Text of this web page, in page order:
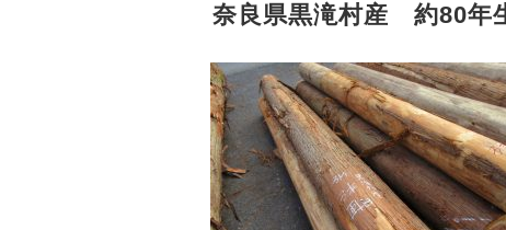
奈良県黒滝村産 約80年